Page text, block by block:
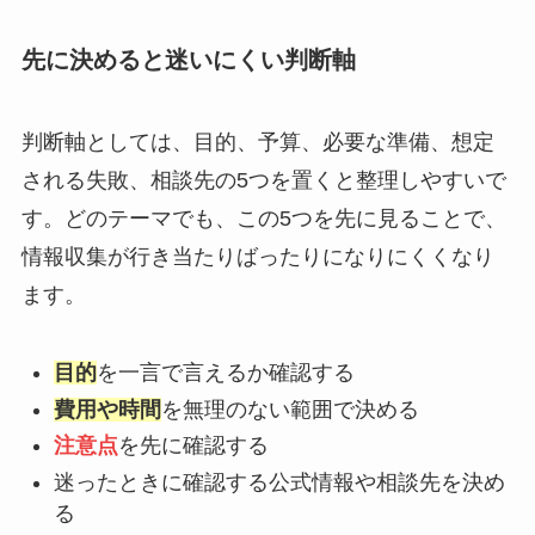
先に決めると迷いにくい判断軸
判断軸としては、目的、予算、必要な準備、想定
される失敗、相談先の5つを置くと整理しやすいで
す。どのテーマでも、この5つを先に見ることで、
情報収集が行き当たりばったりになりにくくなり
ます。
目的を一言で言えるか確認する
費用や時間 を無理のない範囲で決める
注意点を先に確認する
迷ったときに確認する公式情報や相談先を決め
る